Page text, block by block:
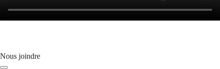
Nous joindre